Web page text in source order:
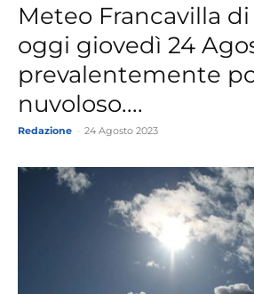
Meteo Francavilla di
oggi giovedì 24
prevalentemente
nuvoloso....
Redazione 24 Agosto 2023